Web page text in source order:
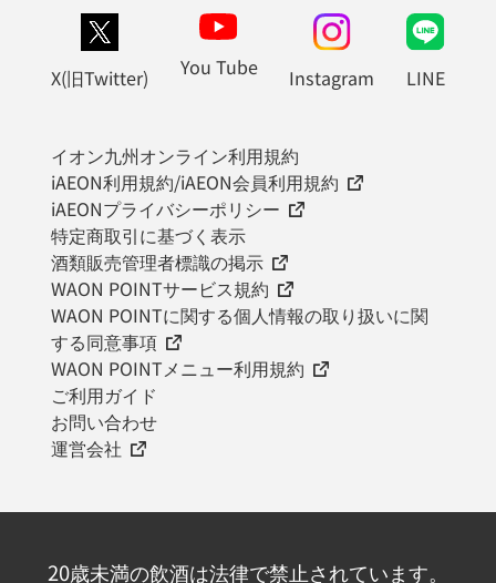
X(旧Twitter) You Tube Instagram LINE
イオン九州オンライン利用規約
iAEON利用規約/iAEON会員利用規約
iAEONプライバシーポリシー
特定商取引に基づく表示
酒類販売管理者標識の掲示
WAON POINTサービス規約
WAON POINTに関する個人情報の取り扱いに関
する同意事項
WAON POINTメニュー利用規約
ご利用ガイド
お問い合わせ
運営会社
20歳未満の飲酒は法律で禁止されています。